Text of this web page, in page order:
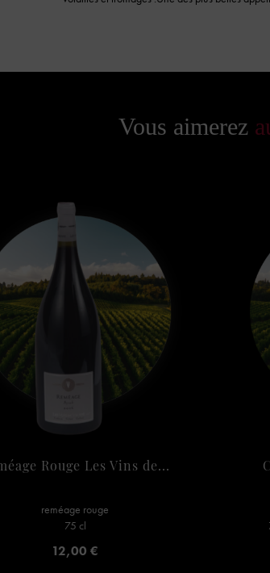
Vous aimerez
Rouge Les Vins de...
reméage rouge
75 cl
Prix
12,00 €